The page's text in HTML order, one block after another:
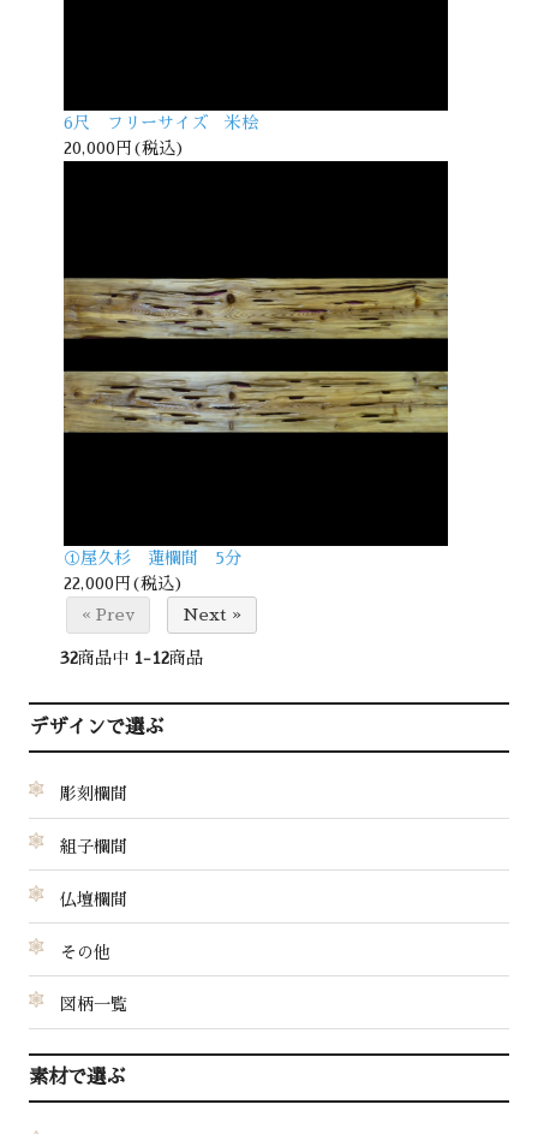
6尺 フリーサイズ 米桧
20,000円(税込)
①屋久杉 蓮欄間 5分
22,000円(税込)
« Prev
Next »
32商品中 1-12商品
デザインで選ぶ
彫刻欄間
組子欄間
仏壇欄間
その他
図柄一覧
素材で選ぶ